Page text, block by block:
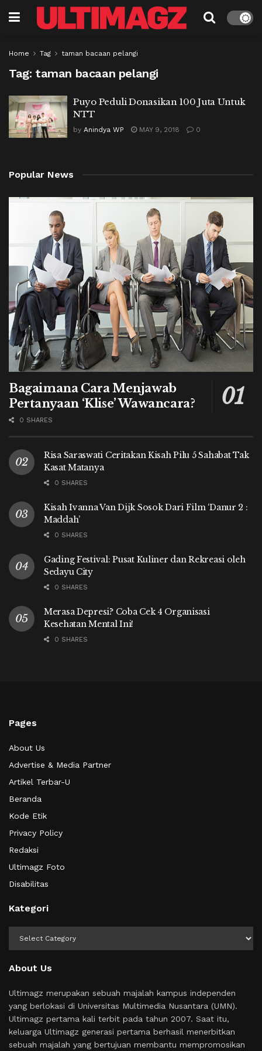
Home Tag taman bacaan pelangi
Tag: taman bacaan pelangi
Puyo Peduli Donasikan 100 Juta Untuk
NTT
by Anindya WP MAY 9, 2018 0
Popular News
Bagaimana Cara Menjawab
Pertanyaan ‘Klise’ Wawancara?
0 SHARES
Risa Saraswati Ceritakan Kisah Pilu 5 Sahabat Tak
Kasat Matanya
0 SHARES
Kisah Ivanna Van Dijk Sosok Dari Film ‘Danur 2 :
Maddah’
0 SHARES
Gading Festival: Pusat Kuliner dan Rekreasi oleh
Sedayu City
0 SHARES
Merasa Depresi? Coba Cek 4 Organisasi
Kesehatan Mental Ini!
0 SHARES
Pages
About Us
Advertise & Media Partner
Artikel Terbar-U
Beranda
Kode Etik
Privacy Policy
Redaksi
Ultimagz Foto
Disabilitas
Kategori
About Us
Ultimagz merupakan sebuah majalah kampus independen
yang berlokasi di Universitas Multimedia Nusantara (UMN).
Ultimagz pertama kali terbit pada tahun 2007. Saat itu,
keluarga Ultimagz generasi pertama berhasil menerbitkan
sebuah majalah yang bertujuan membantu mempromosikan